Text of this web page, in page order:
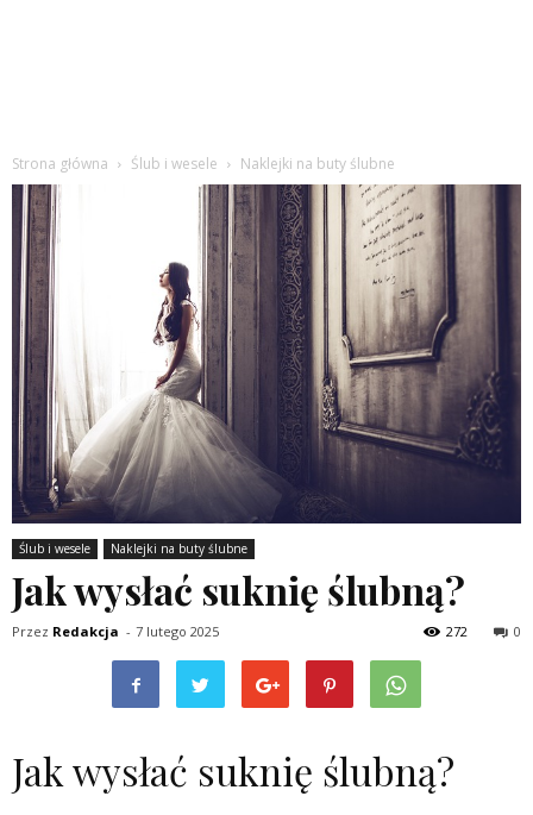
Strona główna Ślub i wesele Naklejki na buty ślubne
Ślub i wesele Naklejki na buty ślubne
Jak wysłać suknię ślubną?
Przez Redakcja - 7 lutego 2025 0
272
Jak wysłać suknię ślubną?